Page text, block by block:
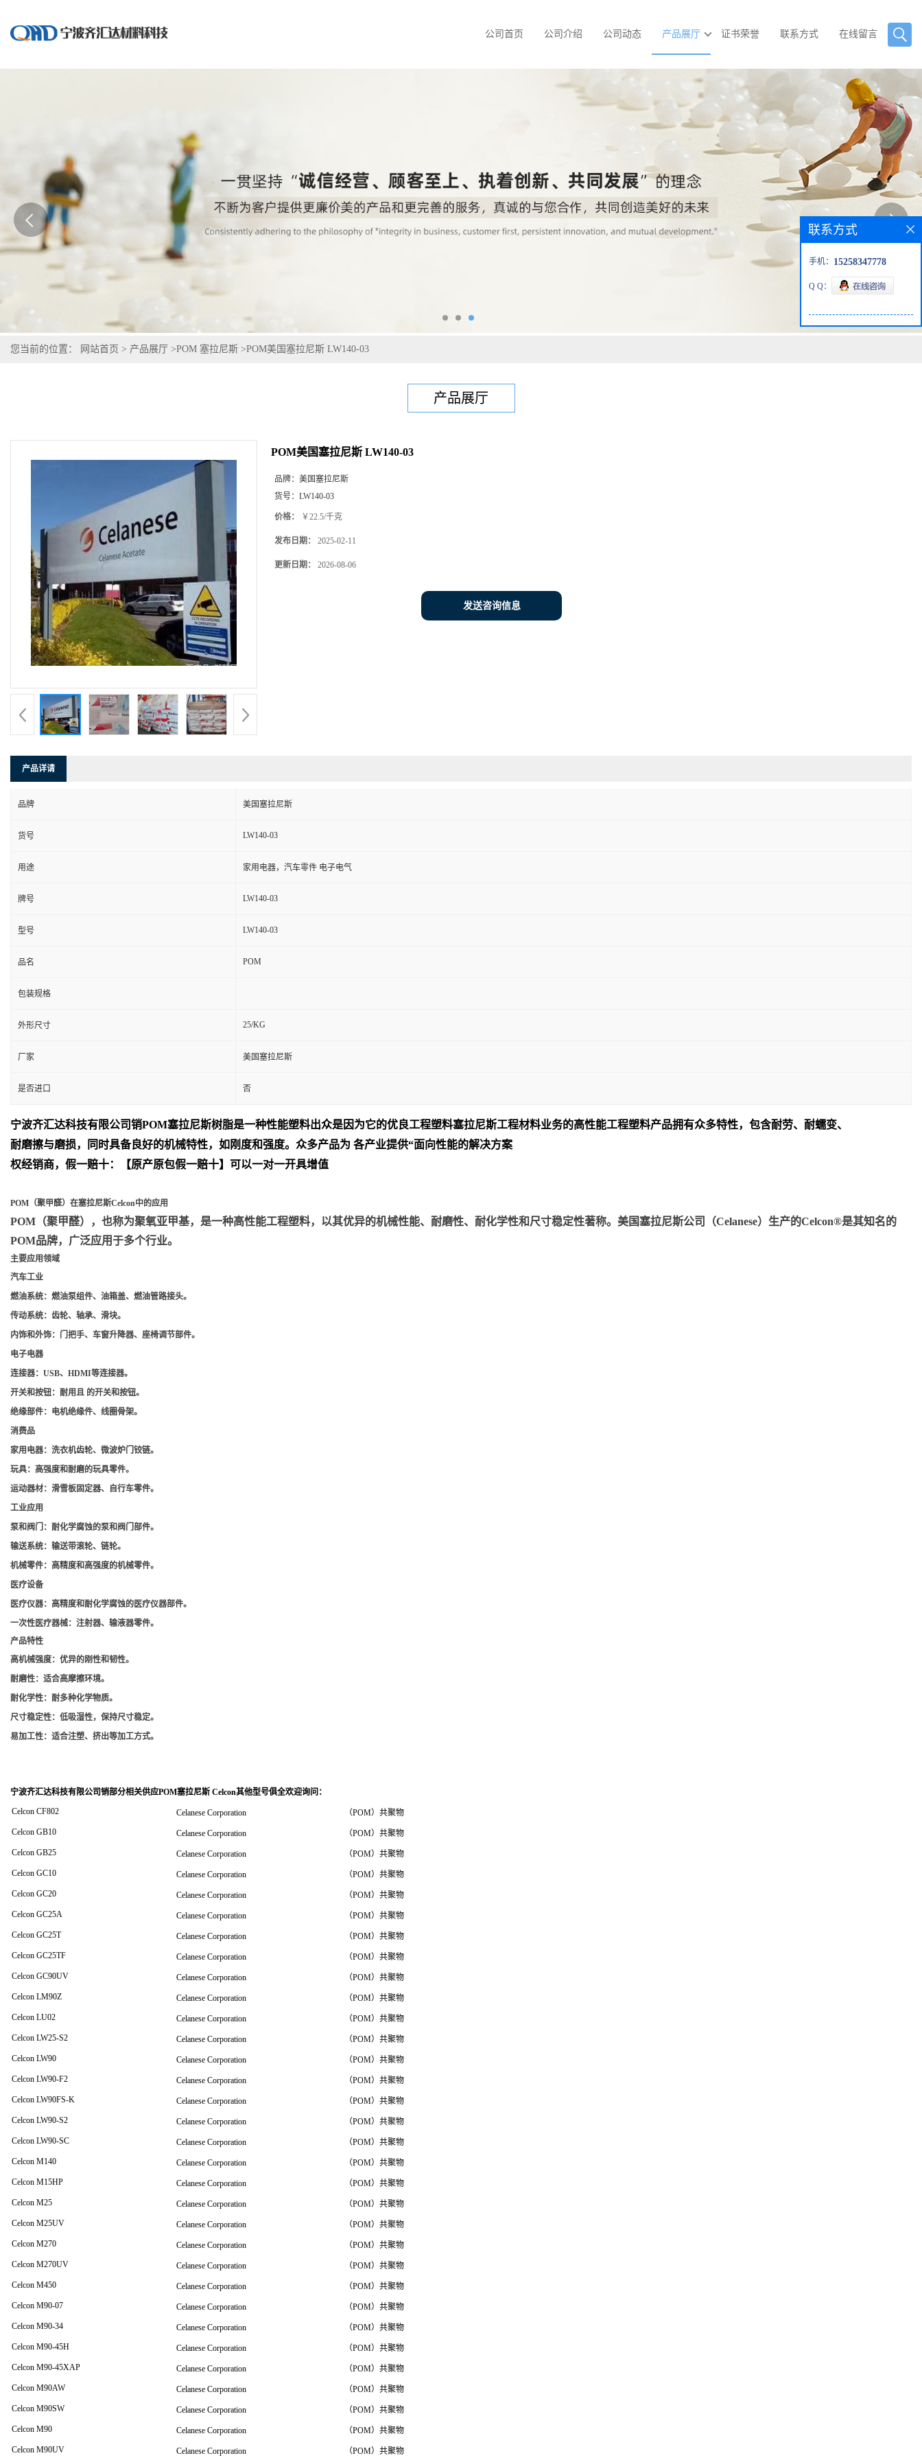
公司首页 公司介绍 公司动态 产品展厅 证书荣誉 联系方式 在线留言
您当前的位置： 网站首页 > 产品展厅 >POM 塞拉尼斯 >POM美国塞拉尼斯 LW140-03
产品展厅
POM美国塞拉尼斯 LW140-03
品牌： 美国塞拉尼斯
货号： LW140-03
价格： ￥22.5/千克
发布日期： 2025-02-11
更新日期： 2026-08-06
发送咨询信息
产品详请
品牌 美国塞拉尼斯
货号 LW140-03
用途 家用电器，汽车零件 电子电气
牌号 LW140-03
型号 LW140-03
品名 POM
包装规格
外形尺寸 25/KG
厂家 美国塞拉尼斯
是否进口 否
宁波齐汇达科技有限公司销POM塞拉尼斯树脂是一种性能塑料出众是因为它的优良工程塑料塞拉尼斯工程材料业务的高性能工程塑料产品拥有众多特性，包含耐劳、耐蠕变、
耐磨擦与磨损，同时具备良好的机械特性，如刚度和强度。众多产品为 各产业提供“面向性能的解决方案
权经销商，假一赔十：【原产原包假一赔十】可以一对一开具增值
POM（聚甲醛）在塞拉尼斯Celcon中的应用
POM（聚甲醛）
，也称为聚氧亚甲基，是一种高性能工程塑料，以其优异的机械性能、耐磨性、耐化学性和尺寸稳定性著称。美国塞拉尼斯公司（Celanese）生产的Celcon®是其知名的
POM品牌，广泛应用于多个行业。
主要应用领域
汽车工业
燃油系统：燃油泵组件、油箱盖、燃油管路接头。
传动系统：齿轮、轴承、滑块。
内饰和外饰：门把手、车窗升降器、座椅调节部件。
电子电器
连接器：USB、HDMI等连接器。
开关和按钮：耐用且 的开关和按钮。
绝缘部件：电机绝缘件、线圈骨架。
消费品
家用电器：洗衣机齿轮、微波炉门铰链。
玩具：高强度和耐磨的玩具零件。
运动器材：滑雪板固定器、自行车零件。
工业应用
泵和阀门 ：耐化学腐蚀的泵和阀门部件。
输送系统：输送带滚轮、链轮。
机械零件：高精度和高强度的机械零件。
医疗设备
医疗仪器：高精度和耐化学腐蚀的医疗仪器部件。
一次性医疗器械：注射器、输液器零件。
产品特性
高机械强度：优异的刚性和韧性。
耐磨性：适合高摩擦环境。
耐化学性：耐多种化学物质。
尺寸稳定性：低吸湿性，保持尺寸稳定。
易加工性：适合注塑、挤出等加工方式。
宁波齐汇达科技有限公司销部分相关供应POM塞拉尼斯 Celcon其他型号俱全欢迎询问 ：
Celcon CF802
Celanese Corporation
（POM）共聚物
Celcon GB10
Celanese Corporation
（POM）共聚物
Celcon GB25
Celanese Corporation
（POM）共聚物
Celcon GC10
Celanese Corporation
（POM）共聚物
Celcon GC20
Celanese Corporation
（POM）共聚物
Celcon GC25A
Celanese Corporation
（POM）共聚物
Celcon GC25T
Celanese Corporation
（POM）共聚物
Celcon GC25TF
Celanese Corporation
（POM）共聚物
Celcon GC90UV
Celanese Corporation
（POM）共聚物
Celcon LM90Z
Celanese Corporation
（POM）共聚物
Celcon LU02
Celanese Corporation
（POM）共聚物
Celcon LW25-S2
Celanese Corporation
（POM）共聚物
Celcon LW90
Celanese Corporation
（POM）共聚物
Celcon LW90-F2
Celanese Corporation
（POM）共聚物
Celcon LW90FS-K
Celanese Corporation
（POM）共聚物
Celcon LW90-S2
Celanese Corporation
（POM）共聚物
Celcon LW90-SC
Celanese Corporation
（POM）共聚物
Celcon M140
Celanese Corporation
（POM）共聚物
Celcon M15HP
Celanese Corporation
（POM）共聚物
Celcon M25
Celanese Corporation
（POM）共聚物
Celcon M25UV
Celanese Corporation
（POM）共聚物
Celcon M270
Celanese Corporation
（POM）共聚物
Celcon M270UV
Celanese Corporation
（POM）共聚物
Celcon M450
Celanese Corporation
（POM）共聚物
Celcon M90-07
Celanese Corporation
（POM）共聚物
Celcon M90-34
Celanese Corporation
（POM）共聚物
Celcon M90-45H
Celanese Corporation
（POM）共聚物
Celcon M90-45XAP
Celanese Corporation
（POM）共聚物
Celcon M90AW
Celanese Corporation
（POM）共聚物
Celcon M90SW
Celanese Corporation
（POM）共聚物
Celcon M90
Celanese Corporation
（POM）共聚物
Celcon M90UV
Celanese Corporation （POM）共聚物
联系方式
手机： 15258347778
Q Q：